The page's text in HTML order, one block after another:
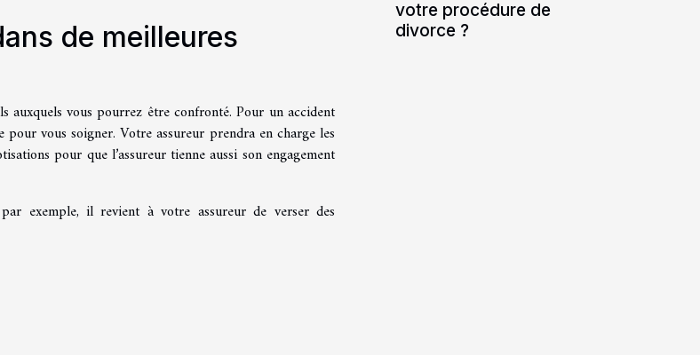
de meilleures
auxquels vous pourrez être confronté. Pour un accident
vous soigner. Votre assureur prendra en charge les
pour que l’assureur tienne aussi son engagement
exemple, il revient à votre assureur de verser des
votre procédure de
divorce ?